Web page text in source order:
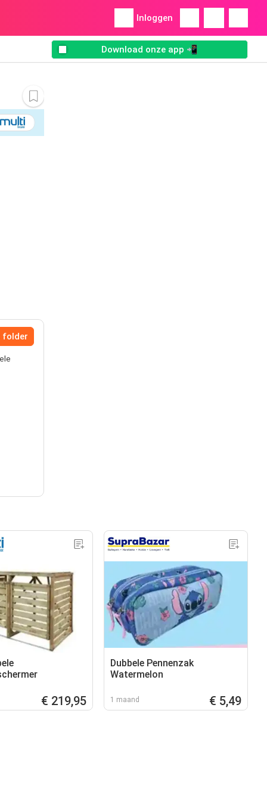
Inloggen
Download onze app 📲
folder
€ 219,95
Dubbele Pennenzak
Watermelon
1 maand € 5,49